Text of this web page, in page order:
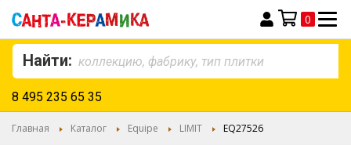
Моя корзина
0
Найти:
8 495 235 65 35
Главная Каталог Equipe LIMIT EQ27526